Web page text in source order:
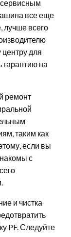
все еще
лучше всего
для
гарантию на
ремонт
таким как
если вы
с
и чистка
PF. Следуйте